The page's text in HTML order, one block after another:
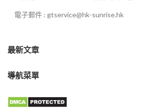
電子郵件 : gtservice@hk-sunrise.hk
最新文章
導航菜單